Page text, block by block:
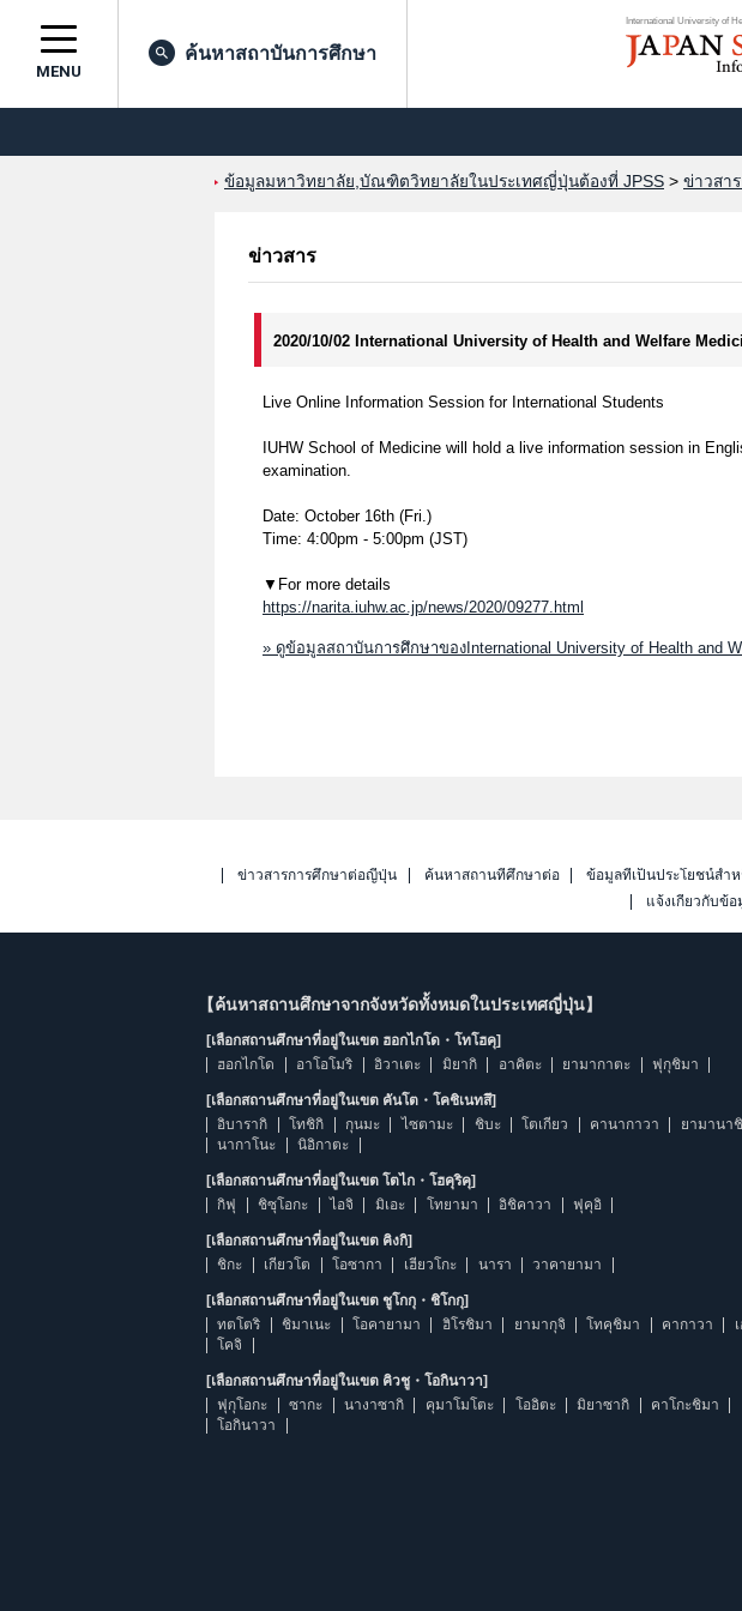
International University of
MENU
ค้นหาสถาบันการศึกษา
ข้อมูลมหาวิทยาลัย,บัณฑิตวิทยาลัยในประเทศญี่ปุ่นต้องที่ JPSS > ข่าวสา
ข่าวสาร
2020/10/02 International University of Health and Welfare
Live Online Information Session for International Students
IUHW School of Medicine will hold a live information session in
examination.
Date: October 16th (Fri.)
Time: 4:00pm - 5:00pm (JST)
▼For more details
https://narita.iuhw.ac.jp/news/2020/09277.html
» ดูข้อมูลสถาบันการศึกษาของInternational University of Health and
ข่าวสารการศึกษาต่อญี่ปุ่น ค้นหาสถานที่ศึกษาต่อ ข้อมูลที่เป็นประโยชน์สำ
แจ้งเกี่ยวกับข้
【ค้นหาสถานศึกษาจากจังหวัดทั้งหมดในประเทศญี่ปุ่น】
[เลือกสถานศึกษาที่อยู่ในเขต ฮอกไกโด・โทโฮคุ]
ฮอกไกโด
อาโอโมริ อิวาเตะ มิยากิ อาคิตะ ยามากาตะ ฟุกุชิมา
[เลือกสถานศึกษาที่อยู่ในเขต คันโต・โคชิเนทสึ]
อิบารากิ
โทชิกิ กุนมะ ไซตามะ ชิบะ โตเกียว คานากาวา
ยามานาชิ
นากาโนะ
นิอิกาตะ
[เลือกสถานศึกษาที่อยู่ในเขต โตไก・โฮคุริคุ]
กิฟุ
ชิซุโอกะ ไอจิ มิเอะ โทยามา อิชิคาวา ฟุคุอิ
[เลือกสถานศึกษาที่อยู่ในเขต คิงกิ]
ชิกะ
เกียวโต โอซากา เฮียวโกะ นารา วาคายามา
[เลือกสถานศึกษาที่อยู่ในเขต ชูโกกุ・ชิโกกุ]
ทตโตริ
ชิมาเนะ โอคายามา ฮิโรชิมา ยามากุจิ โทคุชิมา คากาวา
โคจิ
[เลือกสถานศึกษาที่อยู่ในเขต คิวชู・โอกินาวา]
ฟุกุโอกะ
ซากะ นางาซากิ คุมาโมโตะ โออิตะ มิยาซากิ
คาโกะชิมา
โอกินาวา